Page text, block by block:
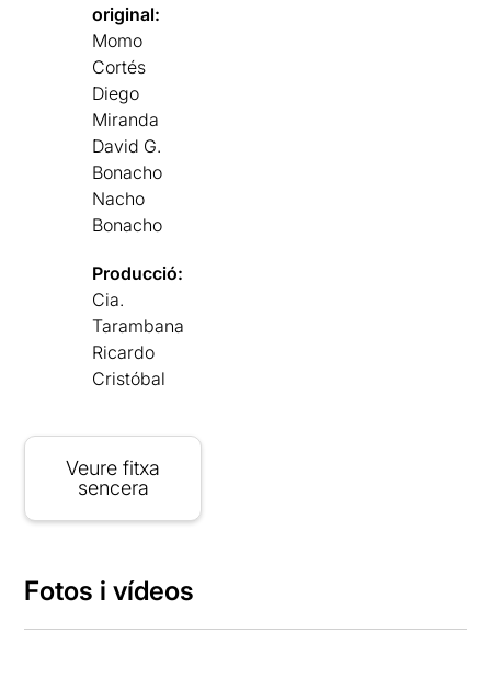
original:
Momo
Cortés
Diego
Miranda
David G.
Bonacho
Nacho
Bonacho
Producció:
Cia.
Tarambana
Ricardo
Cristóbal
Veure fitxa
sencera
Fotos i vídeos